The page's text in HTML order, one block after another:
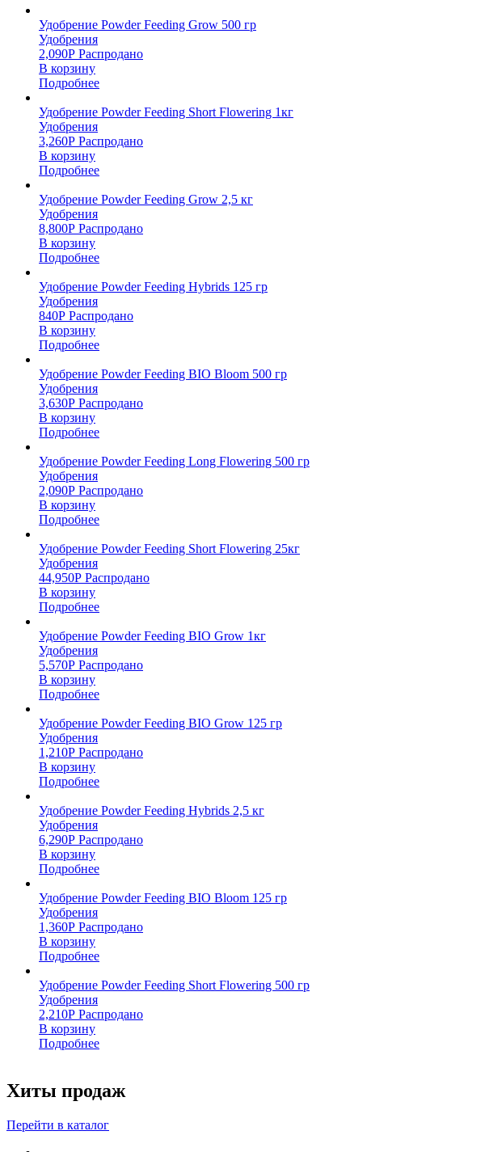
Удобрение Powder Feeding Grow 500 гр
Удобрения
2,090Р Распродано
В корзину
Подробнее
Удобрение Powder Feeding Short Flowering 1кг
Удобрения
3,260Р Распродано
В корзину
Подробнее
Удобрение Powder Feeding Grow 2,5 кг
Удобрения
8,800Р Распродано
В корзину
Подробнее
Удобрение Powder Feeding Hybrids 125 гр
Удобрения
840Р Распродано
В корзину
Подробнее
Удобрение Powder Feeding BIO Bloom 500 гр
Удобрения
3,630Р Распродано
В корзину
Подробнее
Удобрение Powder Feeding Long Flowering 500 гр
Удобрения
2,090Р Распродано
В корзину
Подробнее
Удобрение Powder Feeding Short Flowering 25кг
Удобрения
44,950Р Распродано
В корзину
Подробнее
Удобрение Powder Feeding BIO Grow 1кг
Удобрения
5,570Р Распродано
В корзину
Подробнее
Удобрение Powder Feeding BIO Grow 125 гр
Удобрения
1,210Р Распродано
В корзину
Подробнее
Удобрение Powder Feeding Hybrids 2,5 кг
Удобрения
6,290Р Распродано
В корзину
Подробнее
Удобрение Powder Feeding BIO Bloom 125 гр
Удобрения
1,360Р Распродано
В корзину
Подробнее
Удобрение Powder Feeding Short Flowering 500 гр
Удобрения
2,210Р Распродано
В корзину
Подробнее
Хиты продаж
Перейти в каталог